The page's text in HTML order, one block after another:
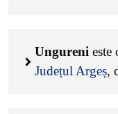
Ungureni este
Județul Argeș,